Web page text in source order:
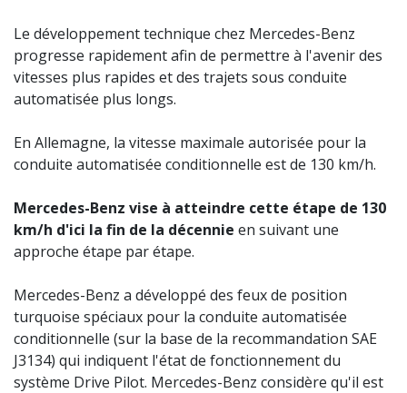
Le développement technique chez Mercedes-Benz
progresse rapidement afin de permettre à l'avenir des
vitesses plus rapides et des trajets sous conduite
automatisée plus longs.
En Allemagne, la vitesse maximale autorisée pour la
conduite automatisée conditionnelle est de 130 km/h.
Mercedes-Benz vise à atteindre cette étape de 130
km/h d'ici la fin de la décennie en suivant une
approche étape par étape.
Mercedes-Benz a développé des feux de position
turquoise spéciaux pour la conduite automatisée
conditionnelle (sur la base de la recommandation SAE
J3134) qui indiquent l'état de fonctionnement du
système Drive Pilot. Mercedes-Benz considère qu'il est